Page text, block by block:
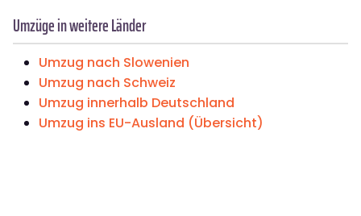
Umzüge in weitere Länder
Umzug nach Slowenien
Umzug nach Schweiz
Umzug innerhalb Deutschland
Umzug ins EU-Ausland (Übersicht)